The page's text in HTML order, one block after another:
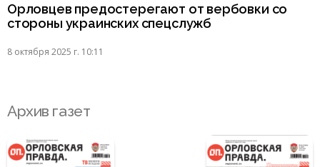
Орловцев предостерегают от вербовки со
стороны украинских спецслужб
8 октября 2025 г. 10:11
Архив газет